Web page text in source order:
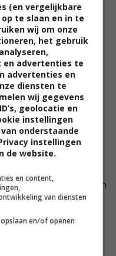
getrouwd. Op een
omstandigheden.
Deanna beginnen
is haar
kan er niets bewezen
.
(en vergelijkbare
te slaan en in te
wij om onze
het gebruik
en advertenties te
advertenties en
diensten te
wij gegevens
geolocatie en
instellingen
onderstaande
instellingen
de website.
en content,
van diensten
en/of openen